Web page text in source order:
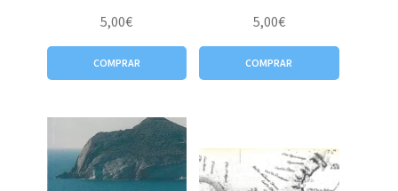
5,00€
COMPRAR
5,00€
COMPRAR